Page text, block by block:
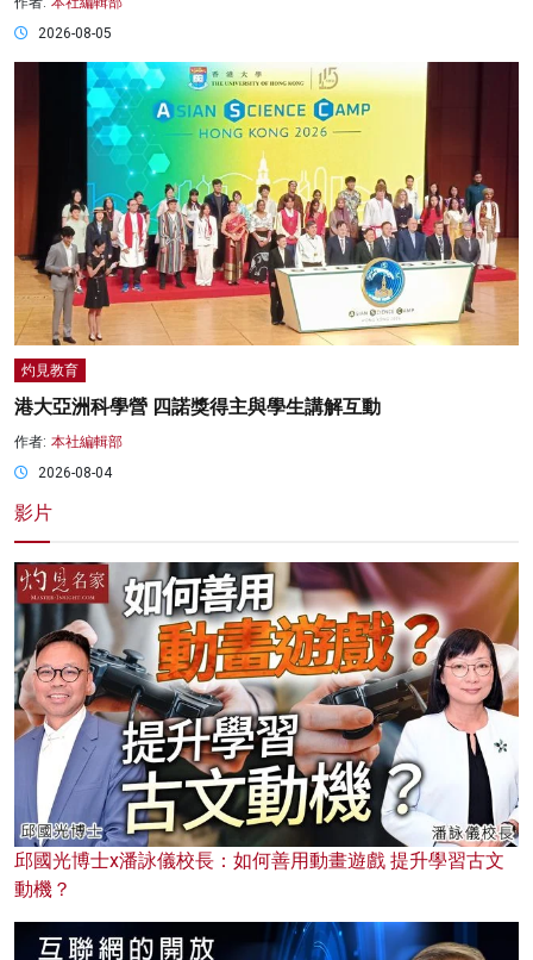
2026-08-05
灼見教育
港大亞洲科學營 四諾獎得主與學生講解互動
作者: 本社編輯部
2026-08-04
影片
邱國光博士x潘詠儀校長：如何善用動畫遊戲 提升學習古文
動機？